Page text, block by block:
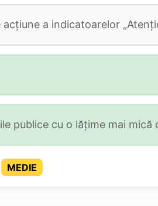
a indicatoarelor
publice cu o lăţime mai mică
MEDIE